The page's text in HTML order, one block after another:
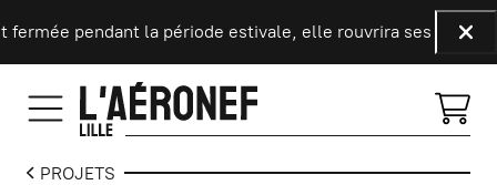
pendant la période estivale, elle rouvrira ses portes
PROJETS